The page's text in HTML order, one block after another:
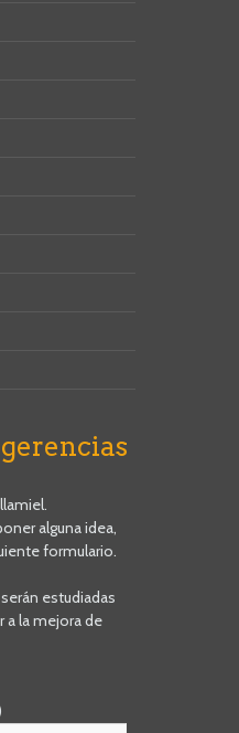
alguna idea,
formulario.
estudiadas
a la mejora de